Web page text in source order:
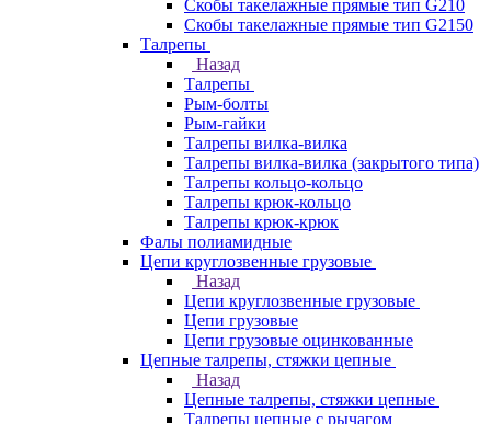
Скобы такелажные прямые тип G210
Скобы такелажные прямые тип G2150
Талрепы
Назад
Талрепы
Рым-болты
Рым-гайки
Талрепы вилка-вилка
Талрепы вилка-вилка (закрытого типа)
Талрепы кольцо-кольцо
Талрепы крюк-кольцо
Талрепы крюк-крюк
Фалы полиамидные
Цепи круглозвенные грузовые
Назад
Цепи круглозвенные грузовые
Цепи грузовые
Цепи грузовые оцинкованные
Цепные талрепы, стяжки цепные
Назад
Цепные талрепы, стяжки цепные
Талрепы цепные с рычагом